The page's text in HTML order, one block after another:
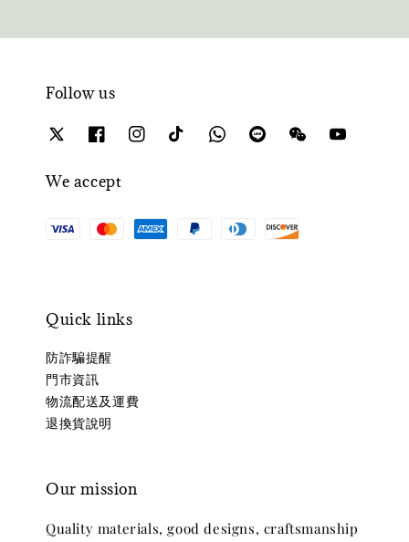
Follow us
We accept
Quick links
防詐騙提醒
門市資訊
物流配送及運費
退換貨說明
Our mission
Quality materials, good designs, craftsmanship